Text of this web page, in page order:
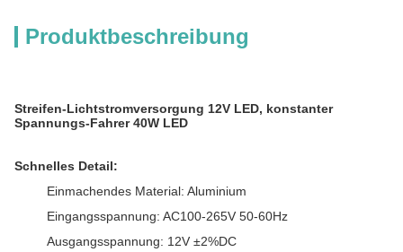
Produktbeschreibung
Streifen-Lichtstromversorgung 12V LED, konstanter
Spannungs-Fahrer 40W LED
Schnelles Detail:
Einmachendes Material: Aluminium
Eingangsspannung: AC100-265V 50-60Hz
Ausgangsspannung: 12V ±2%DC